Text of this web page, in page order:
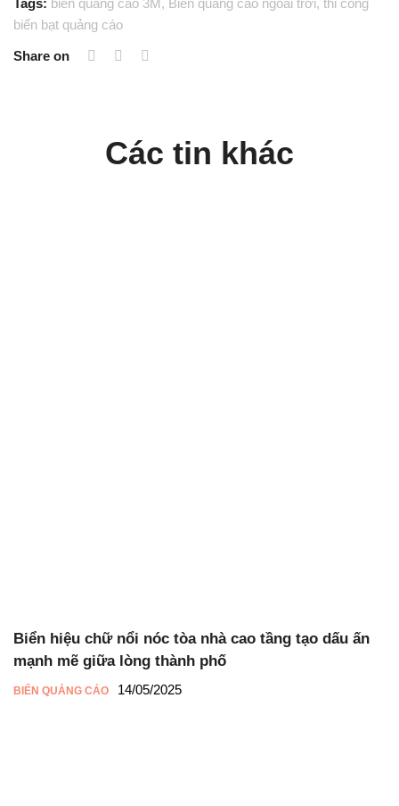
biển bạt quảng cáo
Share on
Các tin khác
Biển hiệu chữ nổi nóc tòa nhà cao tầng tạo dấu ấn
mạnh mẽ giữa lòng thành phố
BIỂN QUẢNG CÁO 14/05/2025